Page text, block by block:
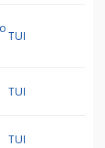
TUI
TUI
TUI